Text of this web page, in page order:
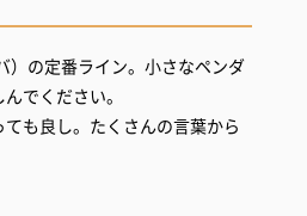
）の定番ライン。小さなペンダ
でください。
も良し。たくさんの言葉から